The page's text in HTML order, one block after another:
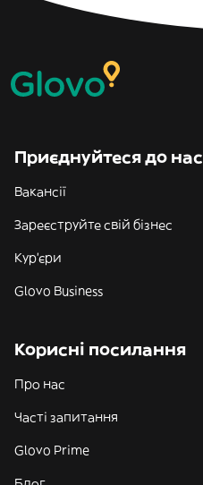
Приєднуйтеся до нас
Вакансії
Зареєструйте свій бізнес
Кур'єри
Glovo Business
Корисні посилання
Про нас
Часті запитання
Glovo Prime